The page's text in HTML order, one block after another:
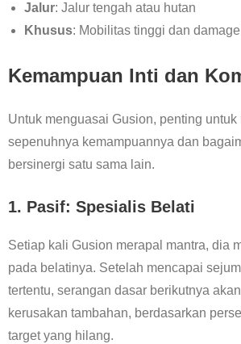
Jalur: Jalur tengah atau hutan
Khusus: Mobilitas tinggi dan
Kemampuan Inti dan
Untuk menguasai Gusion, penting untuk
sepenuhnya kemampuannya dan
bersinergi satu sama lain.
1. Pasif: Spesialis Belati
Setiap kali Gusion merapal mantra, dia
pada belatinya. Setelah mencapai
tertentu, serangan dasar berikutnya
kerusakan tambahan, berdasarkan
target yang hilang.